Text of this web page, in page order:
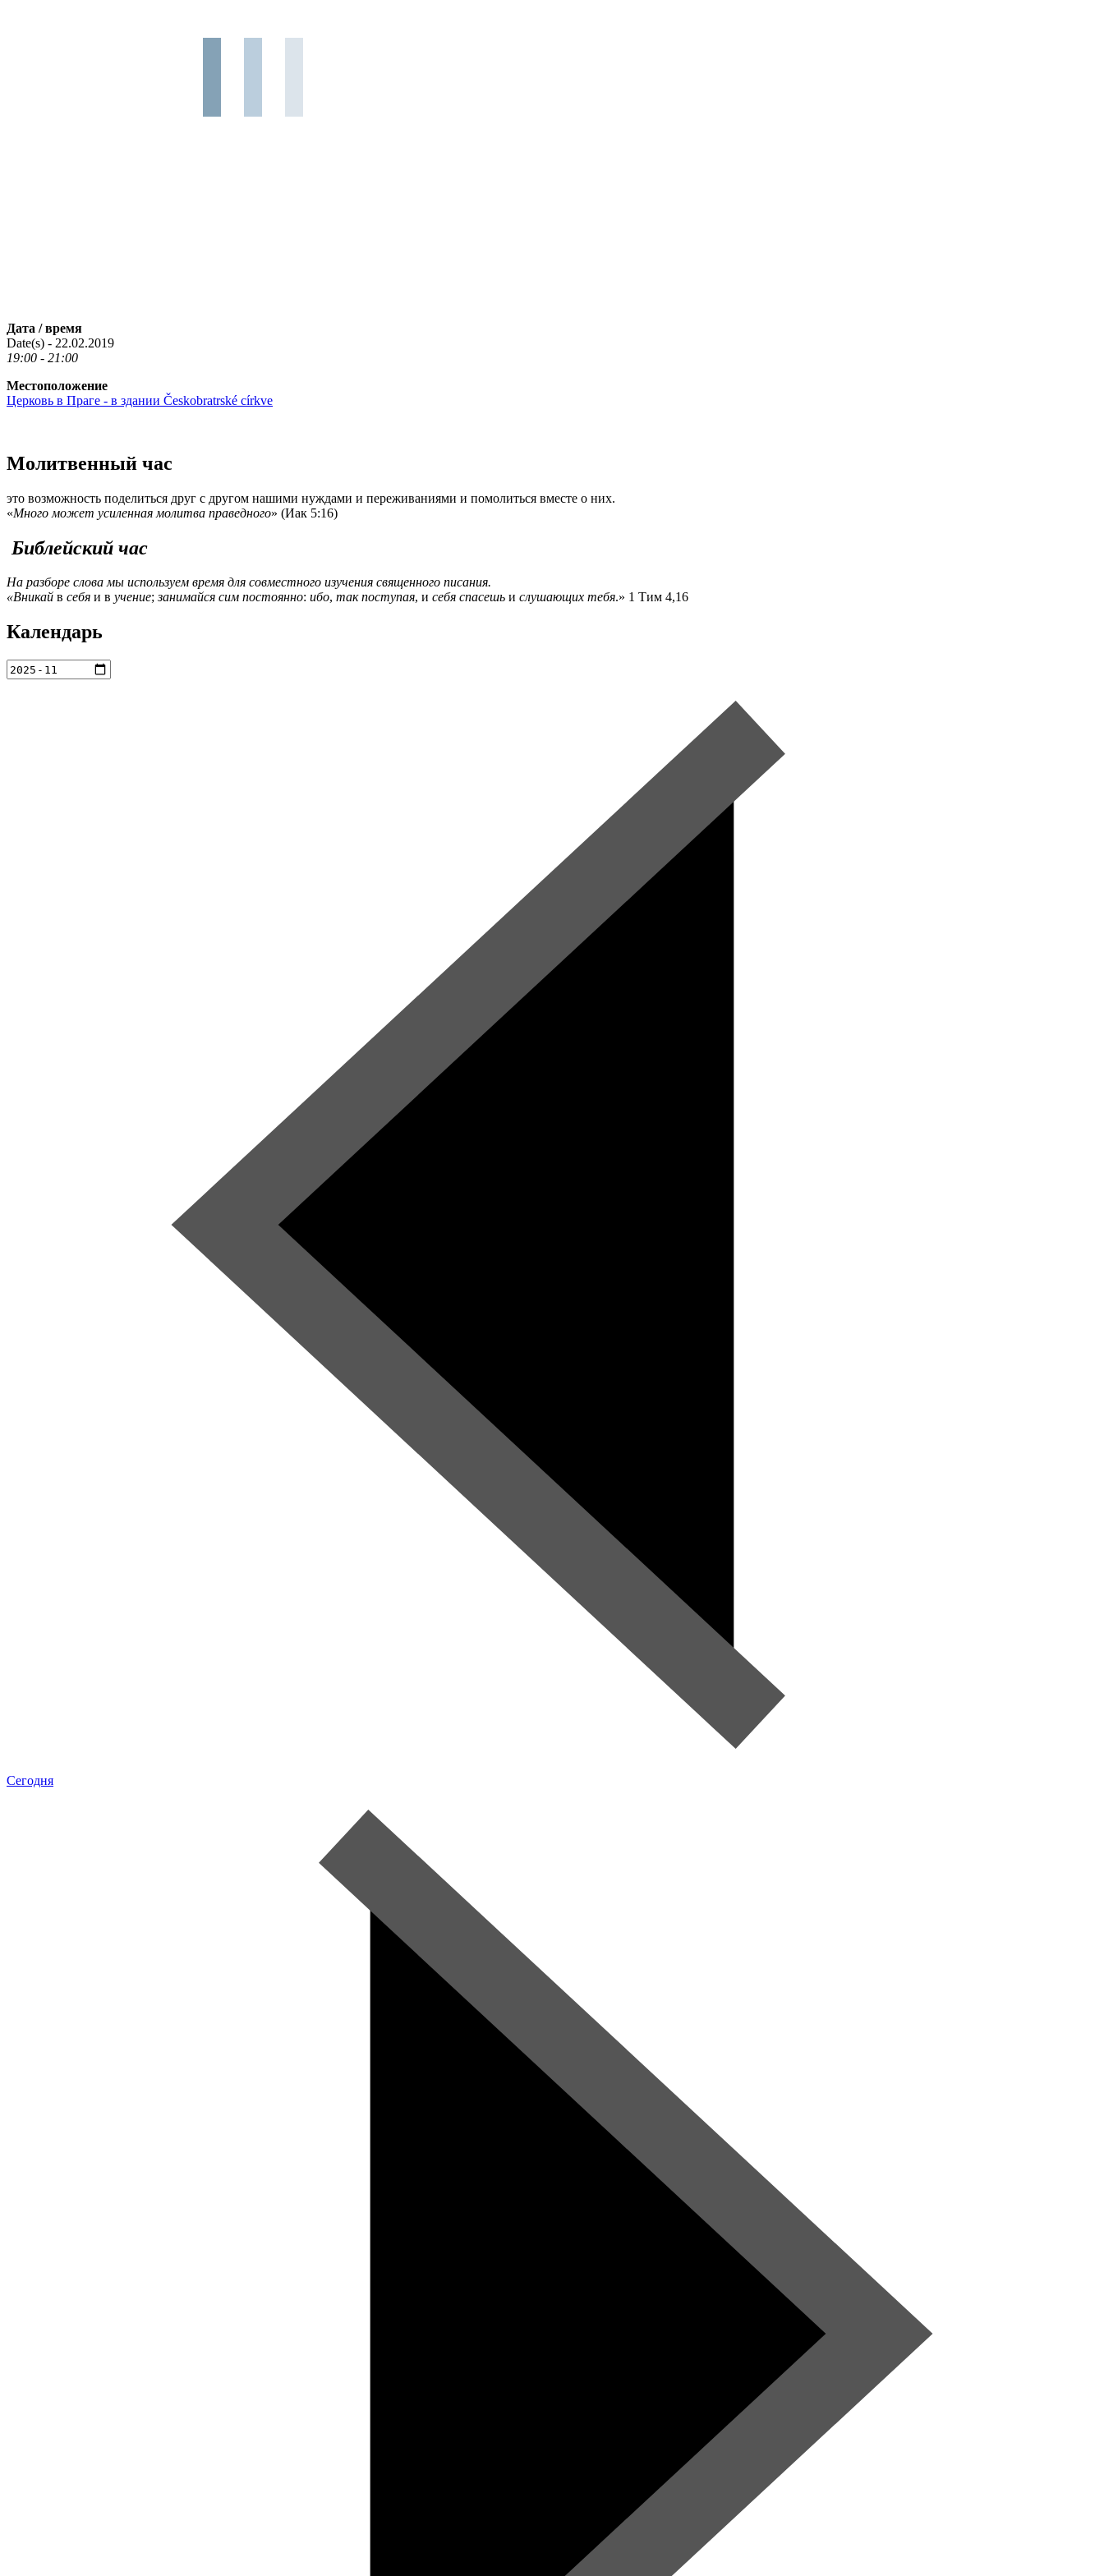
Дата / время
Date(s) - 22.02.2019
19:00 - 21:00
Местоположение
Церковь в Праге - в здании Českobratrské církve
Молитвенный час
это возможность поделиться друг с другом нашими нуждами и переживаниями и помолиться вместе о них.
«Много может усиленная молитва праведного» (Иак 5:16)
Библейский час
На разборе слова мы используем время для совместного изучения священного писания.
«Вникай в себя и в учение;занимайся сим постоянно: ибо, так поступая, и себя спасешь и слушающих тебя.» 1 Тим 4,16
Календарь
Сегодня